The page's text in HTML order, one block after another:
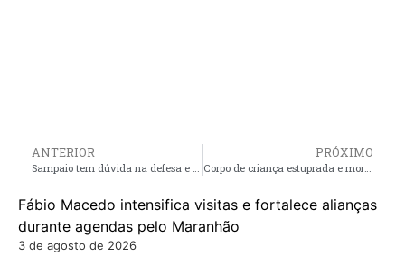
ANTERIOR
Sampaio tem dúvida na defesa e no meio-campo para jogo contra o Imperatriz
PRÓXIMO
Corpo de criança estuprada e morta em São Paulo, chega em Pedro do Rosário
Fábio Macedo intensifica visitas e fortalece alianças
durante agendas pelo Maranhão
3 de agosto de 2026